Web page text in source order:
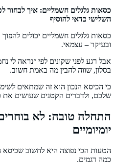
כסאות גלגלים חשמליים: איך לבחור
השלישי כדאי להוסיף
כסאות גלגלים חשמליים יכולים
ובעיקר – עצמאי.
אבל רגע לפני שקונים לפי ״נראה לי
בסלון, שווה להבין מה באמת חשוב.
כי הכיסא הנכון הוא זה שמתאים
שלכם, ולדברים הקטנים שעושים את
התחלה טובה: לא
יומיומיים
הטעות הכי נפוצה היא לחשוב שכיסא
כמה דגמים.